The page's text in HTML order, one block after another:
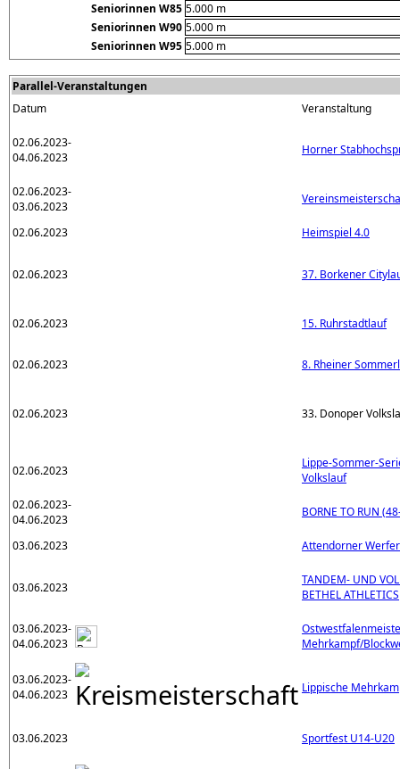
Seniorinnen W85 5.000 m
Seniorinnen W90 5.000 m
Seniorinnen W95 5.000 m
Parallel-Veranstaltungen
Datum
Veranstaltung
02.06.2023-
04.06.2023
Horner
02.06.2023-
03.06.2023
02.06.2023 Heimspiel 4.0
02.06.2023 37. Borkener
02.06.2023 15. Ruhrstadtlauf
02.06.2023 8. Rheiner
02.06.2023 33. Donoper
02.06.2023
Lippe-Sommer-
Volkslauf
02.06.2023-
04.06.2023
BORNE TO RUN
03.06.2023 Attendorner
03.06.2023
TANDEM- UND
BETHEL ATHLETICS
03.06.2023-
04.06.2023
Mehrkampf/
03.06.2023-
04.06.2023
Lippische
03.06.2023 Sportfest U14-U20